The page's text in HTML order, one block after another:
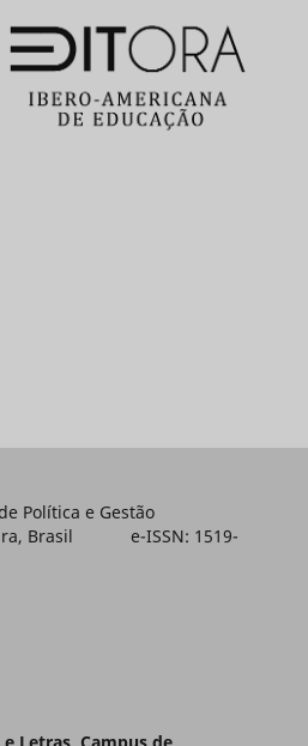
Política e Gestão
Brasil e-ISSN: 1519-
Letras, Campus de